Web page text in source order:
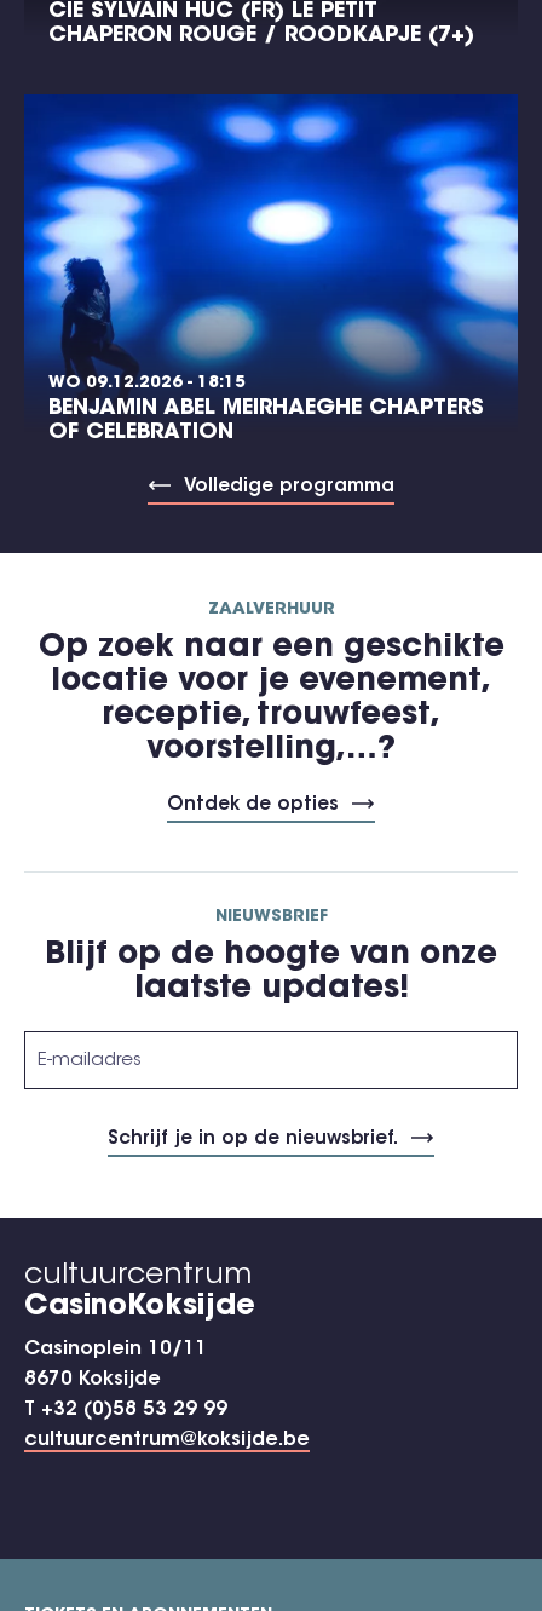
CIE SYLVAIN HUC (FR) LE PETIT
CHAPERON ROUGE / ROODKAPJE (7+)
WO 09.12.2026 - 18:15
BENJAMIN ABEL MEIRHAEGHE CHAPTERS
OF CELEBRATION
Volledige programma
ZAALVERHUUR
Op zoek naar een geschikte
locatie voor je evenement,
receptie, trouwfeest,
voorstelling,…?
Ontdek de opties
NIEUWSBRIEF
Blijf op de hoogte van onze
laatste updates!
cultuurcentrum
CasinoKoksijde
Casinoplein 10/11
8670 Koksijde
T +32 (0)58 53 29 99
cultuurcentrum@koksijde.be